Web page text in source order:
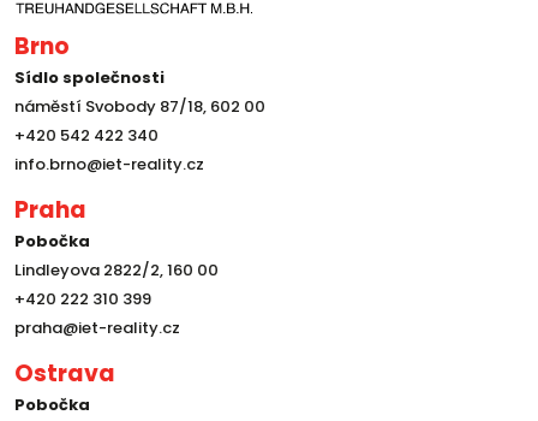
Brno
Sídlo společnosti
náměstí Svobody 87/18, 602 00
+420 542 422 340
info.brno@iet-reality.cz
Praha
Pobočka
Lindleyova 2822/2, 160 00
+420 222 310 399
praha@iet-reality.cz
Ostrava
Pobočka